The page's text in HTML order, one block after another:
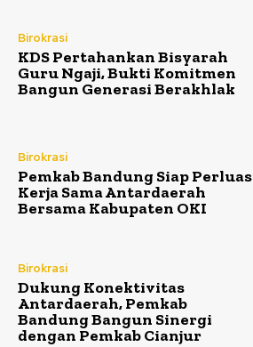
Birokrasi
KDS Pertahankan Bisyarah
Guru Ngaji, Bukti Komitmen
Bangun Generasi Berakhlak
Birokrasi
Pemkab Bandung Siap Perluas
Kerja Sama Antardaerah
Bersama Kabupaten OKI
Birokrasi
Dukung Konektivitas
Antardaerah, Pemkab
Bandung Bangun Sinergi
dengan Pemkab Cianjur